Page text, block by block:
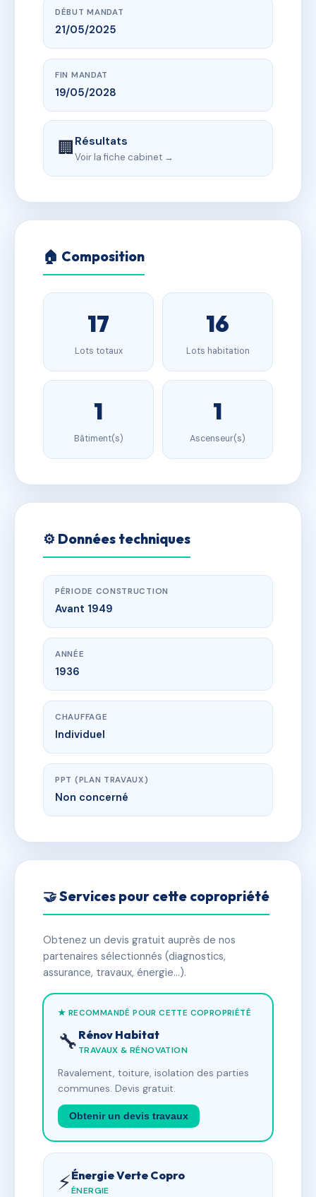
DÉBUT MANDAT
21/05/2025
FIN MANDAT
19/05/2028
🏢Résultats
Voir la fiche cabinet →
🏠 Composition
17
Lots totaux
16
Lots habitation
1
Bâtiment(s)
1
Ascenseur(s)
⚙️ Données techniques
PÉRIODE CONSTRUCTION
Avant 1949
ANNÉE
1936
CHAUFFAGE
Individuel
PPT (PLAN TRAVAUX)
Non concerné
🤝 Services pour cette copropriété
Obtenez un devis gratuit auprès de nos
partenaires sélectionnés (diagnostics,
assurance, travaux, énergie…).
★ RECOMMANDÉ POUR CETTE COPROPRIÉTÉ
🔧 Rénov Habitat
TRAVAUX & RÉNOVATION
Ravalement, toiture, isolation des parties
communes. Devis gratuit.
Obtenir un devis travaux
⚡Énergie Verte Copro
ÉNERGIE